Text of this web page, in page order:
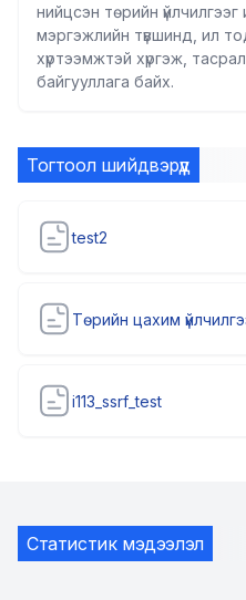
нийцсэн төрийн
мэргэжлийн түвшинд, ил
хүртээмжтэй хүргэж,
байгууллага байх.
Тогтоол шийдвэрүүд
test2
Төрийн цахим
i113_ssrf_test
Статистик мэдээлэл